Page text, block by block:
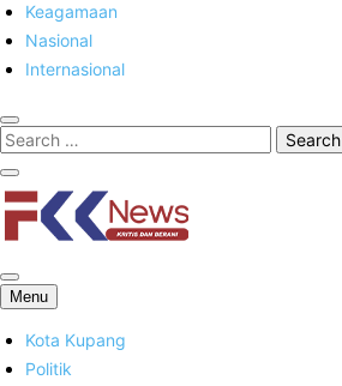
Keagamaan
Nasional
Internasional
FKK News
Menu
Kota Kupang
Politik